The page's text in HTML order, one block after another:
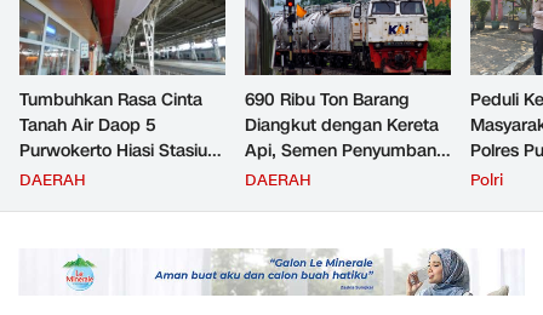
Tumbuhkan Rasa Cinta
Tanah Air Daop 5
Purwokerto Hiasi Stasiun
dengan Ornamen
DAERAH
690 Ribu Ton Barang
Diangkut dengan Kereta
Api, Semen Penyumbang
Volume Terbesar
Semester 1 Tahun 2026
DAERAH
Peduli
Polres
Jemput
Polri